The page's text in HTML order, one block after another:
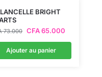
BRIGHT
73.000 CFA65.000
Ajouter au panier